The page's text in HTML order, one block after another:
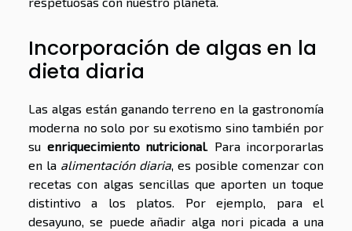
Incorporación de algas en la
dieta diaria
Las algas están ganando terreno en la gastronomía
moderna no solo por su exotismo sino también por
su enriquecimiento nutricional . Para incorporarlas
en la alimentación diaria , es posible comenzar con
recetas con algas sencillas que aporten un toque
distintivo a los platos. Por ejemplo, para el
desayuno, se puede añadir alga nori picada a una